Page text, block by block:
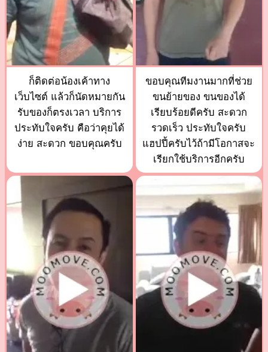
ก็ติดต่อน้องเค้าทาง
เว็บไซต์ แล้วก็นัดหมายกัน
รับของก็ตรงเวลา บริการ
ประทับใจครับ คือว่าคุยได้
ง่าย สะดวก ขอบคุณครับ
ขอบคุณทีมงานมากที่ช่วย
ขนย้ายของ ขนของได้
เรียบร้อยดีครับ สะดวก
รวดเร็ว ประทับใจครับ
แฮปปี้ครับไว้ถ้ามีโอกาสจะ
เรียกใช้บริการอีกครับ